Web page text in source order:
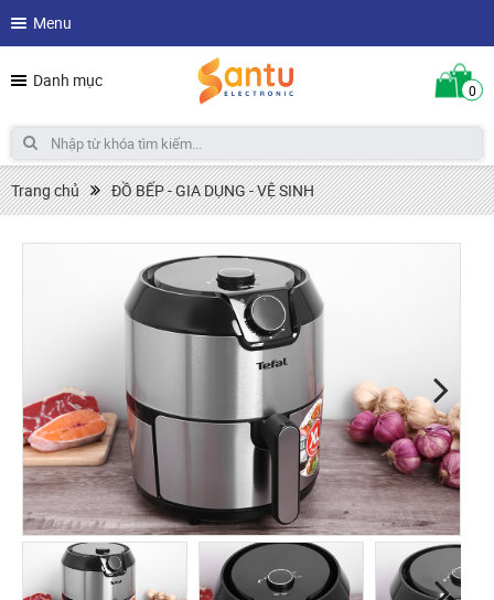
Menu
Danh mục 0
Trang chủ ĐỒ BẾP - GIA DỤNG - VỆ SINH